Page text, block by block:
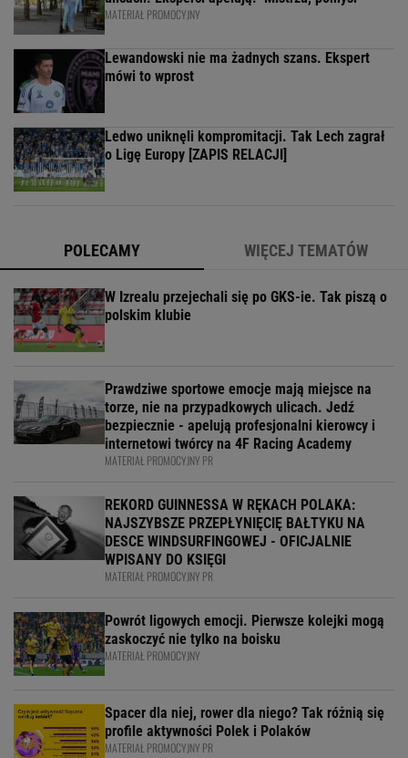
MATERIAŁ PROMOCYJNY
Lewandowski nie ma żadnych szans. Ekspert
mówi to wprost
Ledwo uniknęli kompromitacji. Tak Lech zagrał
o Ligę Europy [ZAPIS RELACJI]
POLECAMY WIĘCEJ TEMATÓW
W Izrealu przejechali się po GKS-ie. Tak piszą o
polskim klubie
Prawdziwe sportowe emocje mają miejsce na
torze, nie na przypadkowych ulicach. Jedź
bezpiecznie - apelują profesjonalni kierowcy i
internetowi twórcy na 4F Racing Academy
MATERIAŁ PROMOCYJNY PR
REKORD GUINNESSA W RĘKACH POLAKA:
NAJSZYBSZE PRZEPŁYNIĘCIĘ BAŁTYKU NA
DESCE WINDSURFINGOWEJ - OFICJALNIE
WPISANY DO KSIĘGI
MATERIAŁ PROMOCYJNY PR
Powrót ligowych emocji. Pierwsze kolejki mogą
zaskoczyć nie tylko na boisku
MATERIAŁ PROMOCYJNY
Spacer dla niej, rower dla niego? Tak różnią się
profile aktywności Polek i Polaków
MATERIAŁ PROMOCYJNY PR